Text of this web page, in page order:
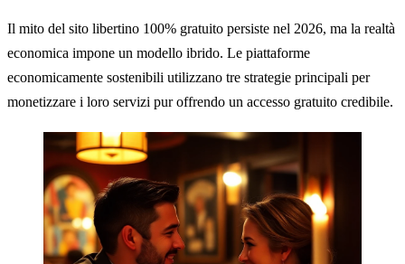
Il mito del sito libertino 100% gratuito persiste nel 2026, ma la realtà
economica impone un modello ibrido. Le piattaforme
economicamente sostenibili utilizzano tre strategie principali per
monetizzare i loro servizi pur offrendo un accesso gratuito credibile.